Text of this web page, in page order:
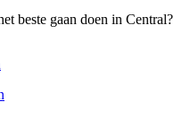
beste gaan doen in Central?